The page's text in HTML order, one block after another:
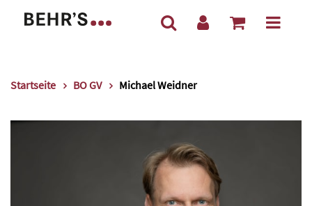
Startseite BO GV Michael Weidner